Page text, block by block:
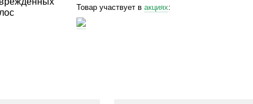
Товар участвует в акциях: